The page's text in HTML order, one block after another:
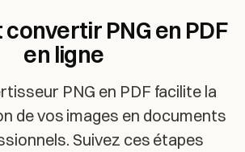
PNG en PDF
en ligne
PNG en PDF facilite la
de vos images en documents
Suivez ces étapes